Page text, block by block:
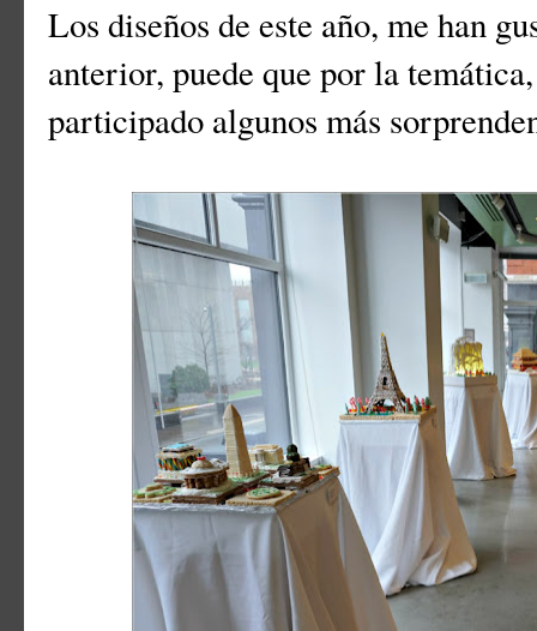
Los diseños de este año, me han
anterior, puede que por la
participado algunos más